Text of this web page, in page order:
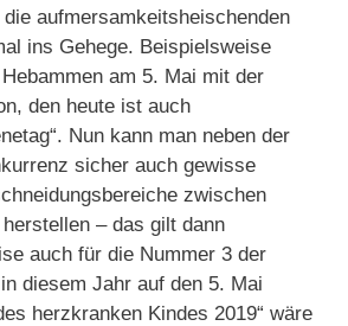
aufmersamkeitsheischenden
ins Gehege. Beispielsweise
am 5. Mai mit der
den heute ist auch
Nun kann man neben der
sicher auch gewisse
zwischen
– das gilt dann
auch für die Nummer 3 der
diesem Jahr auf den 5. Mai
herzkranken Kindes 2019“ wäre